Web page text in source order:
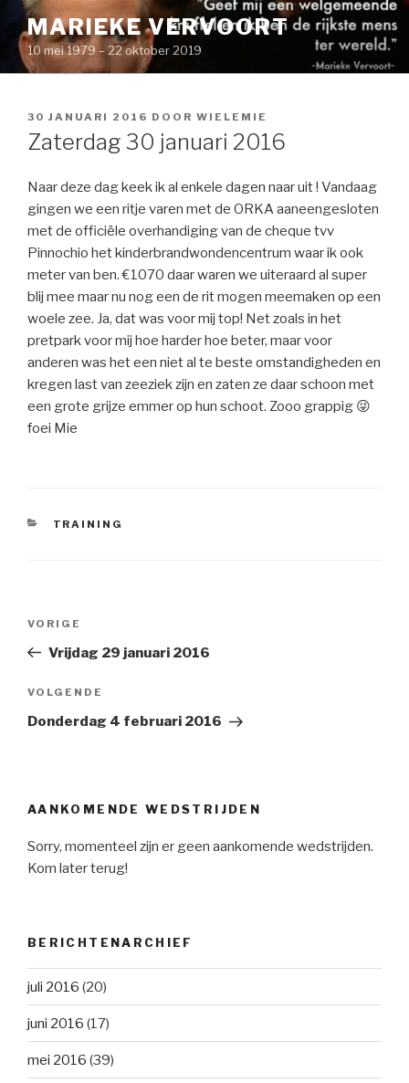
Naar
inhoud
springen
MARIEKE VERVOORT
10 mei 1979 – 22 oktober 2019
GEPLAATST
OP
30 JANUARI 2016 DOOR WIELEMIE
Zaterdag 30 januari 2016
Naar deze dag keek ik al enkele dagen naar uit ! Vandaag
gingen we een ritje varen met de ORKA aaneengesloten
met de officiële overhandiging van de cheque tvv
Pinnochio het kinderbrandwondencentrum waar ik ook
meter van ben. €1070 daar waren we uiteraard al super
blij mee maar nu nog een de rit mogen meemaken op een
woele zee. Ja, dat was voor mij top! Net zoals in het
pretpark voor mij hoe harder hoe beter, maar voor
anderen was het een niet al te beste omstandigheden en
kregen last van zeeziek zijn en zaten ze daar schoon met
een grote grijze emmer op hun schoot. Zooo grappig 😜
foei Mie
CATEGORIEËN
TRAINING
Vorig
bericht
VORIGE
Vrijdag 29 januari 2016
Volgend
Bericht
VOLGENDE
Donderdag 4 februari 2016
AANKOMENDE WEDSTRIJDEN
Sorry, momenteel zijn er geen aankomende wedstrijden.
Kom later terug!
BERICHTENARCHIEF
juli 2016 (20)
juni 2016 (17)
mei 2016 (39)